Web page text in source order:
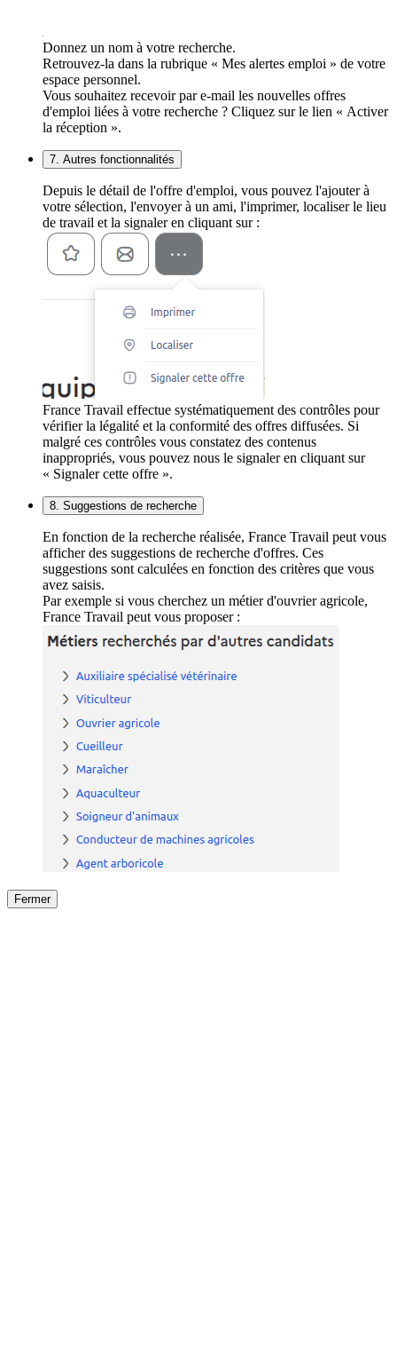
Donnez un nom à votre recherche.
Retrouvez-la dans la rubrique « Mes alertes emploi » de votre
espace personnel.
Vous souhaitez recevoir par e-mail les nouvelles offres
d'emploi liées à votre recherche ? Cliquez sur le lien « Activer
la réception ».
7. Autres fonctionnalités
Depuis le détail de l'offre d'emploi, vous pouvez l'ajouter à
votre sélection, l'envoyer à un ami, l'imprimer, localiser le lieu
de travail et la signaler en cliquant sur :
France Travail effectue systématiquement des contrôles pour
vérifier la légalité et la conformité des offres diffusées. Si
malgré ces contrôles vous constatez des contenus
inappropriés, vous pouvez nous le signaler en cliquant sur
« Signaler cette offre ».
8. Suggestions de recherche
En fonction de la recherche réalisée, France Travail peut vous
afficher des suggestions de recherche d'offres. Ces
suggestions sont calculées en fonction des critères que vous
avez saisis.
Par exemple si vous cherchez un métier d'ouvrier agricole,
France Travail peut vous proposer :
Fermer